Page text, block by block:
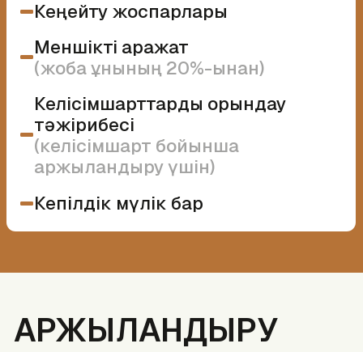
Жобаны бағалау
болашағының кешенді талдауы
Мерзім
6 АЙДАН
2 ЖЫЛҒА ДЕЙІН